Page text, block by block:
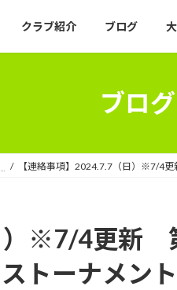
クラブ紹介 ブログ
ブログ
【連絡事項】2024.7.7（日）※7/4
）※7/4更新
トーナメン